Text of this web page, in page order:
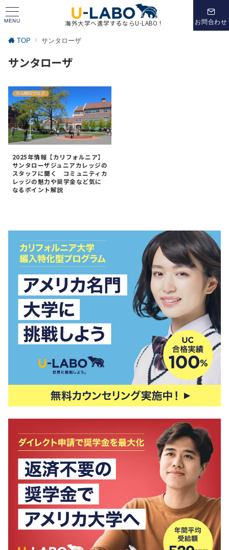
MENU 海外大学へ進学するならU-LABO！ お問合わせ
TOP サンタローザ
サンタローザ
U-LABOブログ
2025年情報【カリフォルニア】
サンタローザジュニアカレッジの
スタッフに聞く コミュニティカ
レッジの魅力や奨学金など気に
なるポイント解説